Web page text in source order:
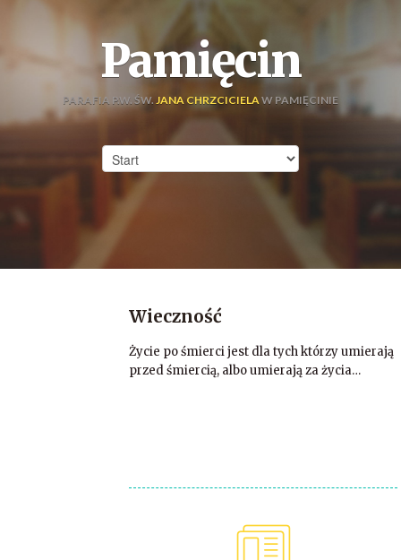
Pamięcin
PARAFIA P.W. ŚW. JANA CHRZCICIELAW PAMIĘCINIE
Wieczność
Życie po śmierci jest dla tych którzy umierają
przed śmiercią, albo umierają za życia…